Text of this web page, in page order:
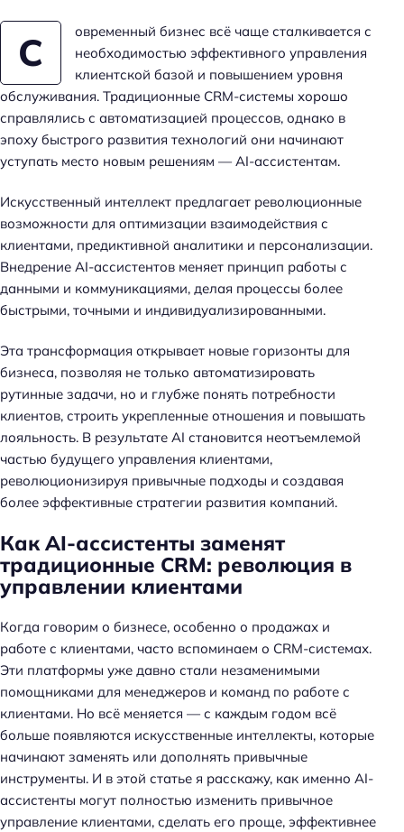
С
овременный бизнес всё чаще сталкивается с
необходимостью эффективного управления
клиентской базой и повышением уровня
обслуживания. Традиционные CRM-системы хорошо
справлялись с автоматизацией процессов, однако в
эпоху быстрого развития технологий они начинают
уступать место новым решениям — AI-ассистентам.
Искусственный интеллект предлагает революционные
возможности для оптимизации взаимодействия с
клиентами, предиктивной аналитики и персонализации.
Внедрение AI-ассистентов меняет принцип работы с
данными и коммуникациями, делая процессы более
быстрыми, точными и индивидуализированными.
Эта трансформация открывает новые горизонты для
бизнеса, позволяя не только автоматизировать
рутинные задачи, но и глубже понять потребности
клиентов, строить укрепленные отношения и повышать
лояльность. В результате AI становится неотъемлемой
частью будущего управления клиентами,
революционизируя привычные подходы и создавая
более эффективные стратегии развития компаний.
Как AI-ассистенты заменят
традиционные CRM: революция в
управлении клиентами
Когда говорим о бизнесе, особенно о продажах и
работе с клиентами, часто вспоминаем о CRM-системах.
Эти платформы уже давно стали незаменимыми
помощниками для менеджеров и команд по работе с
клиентами. Но всё меняется — с каждым годом всё
больше появляются искусственные интеллекты, которые
начинают заменять или дополнять привычные
инструменты. И в этой статье я расскажу, как именно AI-
ассистенты могут полностью изменить привычное
управление клиентами, сделать его проще, эффективнее